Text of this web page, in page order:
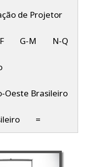
de Projetor
G-M N-Q
Oeste Brasileiro
=